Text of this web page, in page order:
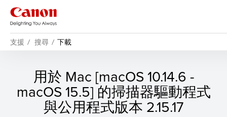
支援 搜尋 下載
用於 Mac [macOS 10.14.6 -
macOS 15.5] 的掃描器驅動程式
與公用程式版本 2.15.17